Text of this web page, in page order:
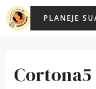
para
PLANEJE
Cortona5
Post
navigation